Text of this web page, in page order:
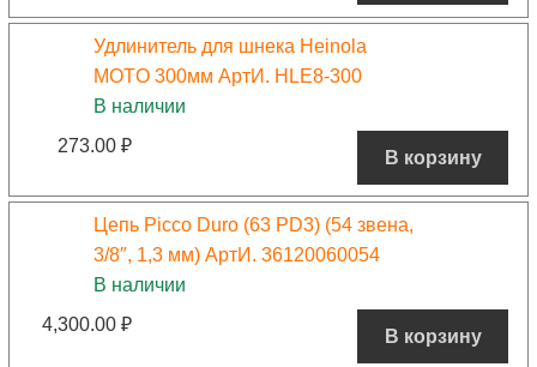
Удлинитель для шнека Heinola
MOTO 300мм АртИ. HLE8-300
В наличии
273.00 ₽
В корзину
Цепь Picco Duro (63 PD3) (54 звена,
3/8″, 1,3 мм) АртИ. 36120060054
В наличии
4,300.00 ₽
В корзину